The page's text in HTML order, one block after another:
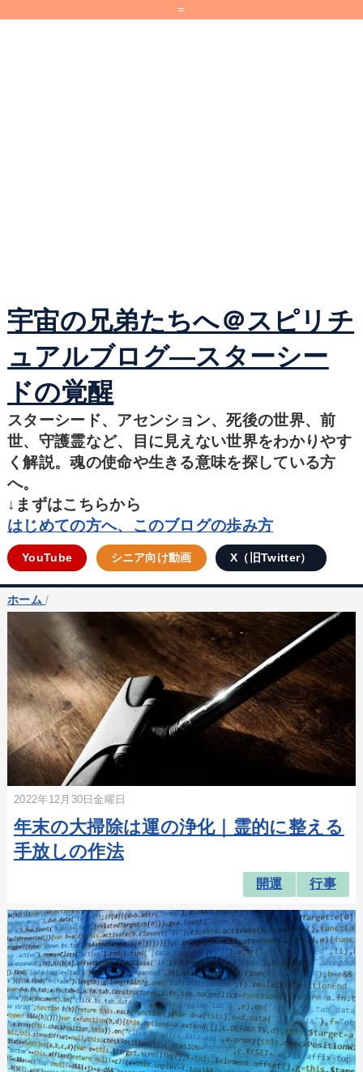
=
宇宙の兄弟たちへ＠スピリチ
ュアルブログ―スターシー
ドの覚醒
スターシード、アセンション、死後の世界、前
世、守護霊など、目に見えない世界をわかりやす
く解説。魂の使命や生きる意味を探している方
へ。
↓まずはこちらから
はじめての方へ、このブログの歩み方
YouTube シニア向け動画 X（旧Twitter）
ホーム /
2022年12月30日金曜日
年末の大掃除は運の浄化｜霊的に整える
手放しの作法
開運 行事